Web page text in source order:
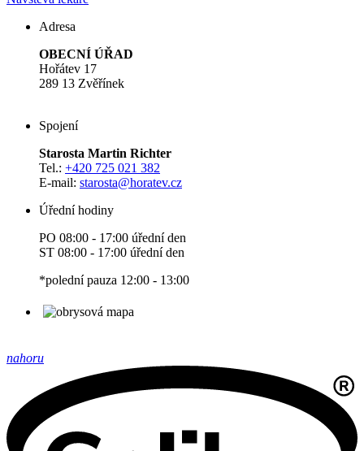
Adresa
OBECNÍ ÚŘAD
Hořátev 17
289 13 Zvěřínek
Spojení
Starosta Martin Richter
Tel.: +420 725 021 382
E-mail: starosta@horatev.cz
Úřední hodiny
PO 08:00 - 17:00 úřední den
ST 08:00 - 17:00 úřední den
*polední pauza 12:00 - 13:00
nahoru